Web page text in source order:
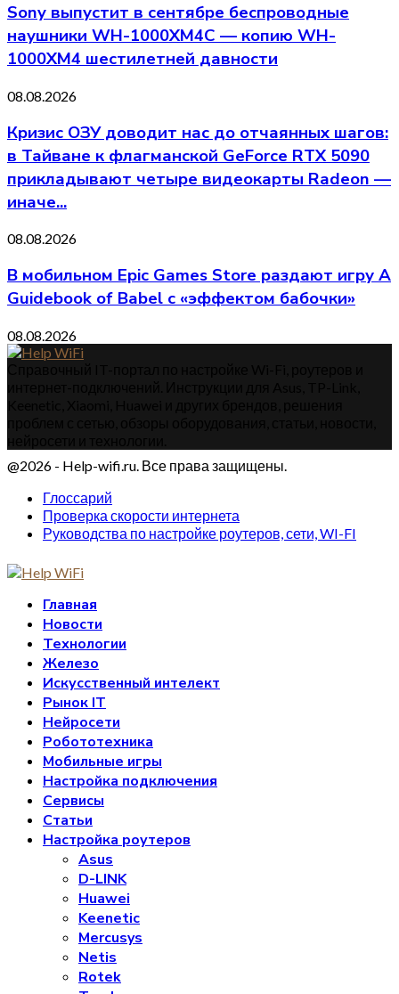
Sony выпустит в сентябре беспроводные
наушники WH-1000XM4C — копию WH-
1000XM4 шестилетней давности
08.08.2026
Кризис ОЗУ доводит нас до отчаянных шагов:
в Тайване к флагманской GeForce RTX 5090
прикладывают четыре видеокарты Radeon —
иначе...
08.08.2026
В мобильном Epic Games Store раздают игру A
Guidebook of Babel с «эффектом бабочки»
08.08.2026
@2026 - Help-wifi.ru. Все права защищены.
Глоссарий
Проверка скорости интернета
Руководства по настройке роутеров, сети, WI-FI
Главная
Новости
Технологии
Железо
Искусственный интелект
Рынок IT
Нейросети
Робототехника
Мобильные игры
Настройка подключения
Сервисы
Статьи
Настройка роутеров
Asus
D-LINK
Huawei
Keenetic
Mercusys
Netis
Rotek